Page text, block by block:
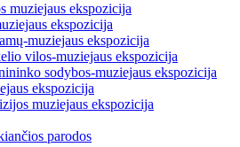
muziejaus ekspozicija
ekspozicija
muziejaus ekspozicija
vilos-muziejaus ekspozicija
sodybos-muziejaus ekspozicija
ekspozicija
muziejaus ekspozicija
parodos